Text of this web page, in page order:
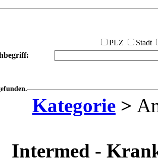
PLZ
Stadt
Kategorie >
Intermed -